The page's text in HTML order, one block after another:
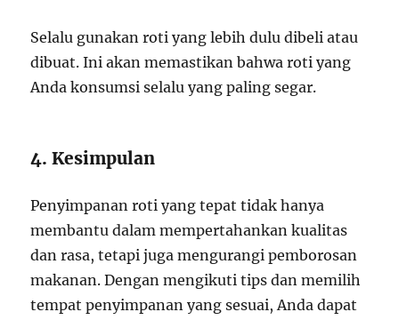
Selalu gunakan roti yang lebih dulu dibeli atau
dibuat. Ini akan memastikan bahwa roti yang
Anda konsumsi selalu yang paling segar.
4. Kesimpulan
Penyimpanan roti yang tepat tidak hanya
membantu dalam mempertahankan kualitas
dan rasa, tetapi juga mengurangi pemborosan
makanan. Dengan mengikuti tips dan memilih
tempat penyimpanan yang sesuai, Anda dapat